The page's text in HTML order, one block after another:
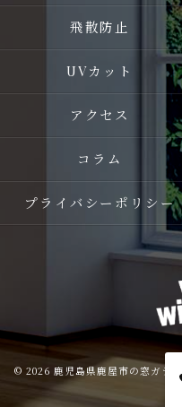
飛散防止
UVカット
アクセス
コラム
プライバシーポリシー
© 2026 鹿児島県鹿屋市の窓ガラ